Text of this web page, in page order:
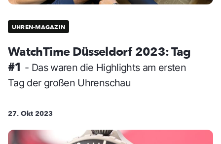
UHREN-MAGAZIN
WatchTime Düsseldorf 2023: Tag
#1 - Das waren die Highlights am ersten
Tag der großen Uhrenschau
27. Okt 2023